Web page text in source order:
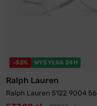
-33% WYSYŁKA 24H
Ralph Lauren
Ralph Lauren 5122 9004 56